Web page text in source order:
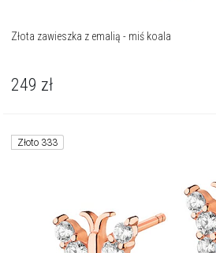
Złota zawieszka z emalią - miś koala
249 zł
Złoto 333